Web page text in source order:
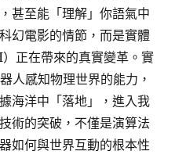
甚至能「理解」你語氣中
幻電影的情節，而是實體
正在帶來的真實變革。實
人感知物理世界的能力，
海洋中「落地」，進入我
術的突破，不僅是演算法
如何與世界互動的根本性